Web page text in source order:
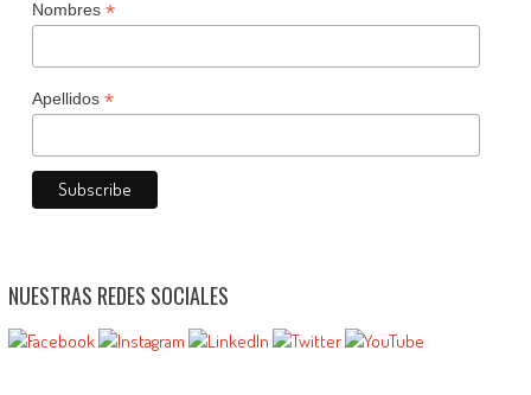
Nombres *
Apellidos *
NUESTRAS REDES SOCIALES